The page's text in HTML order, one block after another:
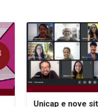
Unicap e nove